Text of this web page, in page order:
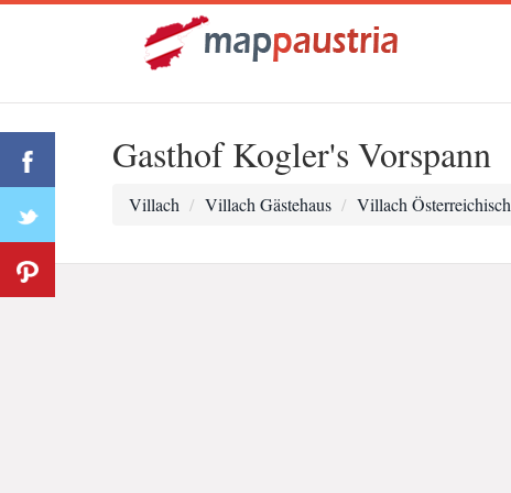
Gasthof Kogler's Vorspann
Villach Villach Gästehaus Villach Österreichisch